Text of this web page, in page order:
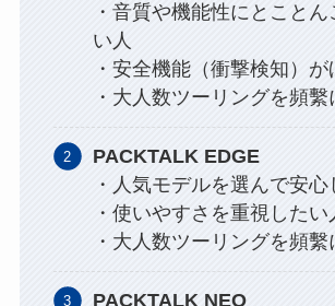
・音質や機能性にとことん
い人
・安全機能（衝撃検知）が
・大人数ツーリングを頻繫
PACKTALK EDGE
・人気モデルを選んで安心
・使いやすさを重視したい
・大人数ツーリングを頻繫
PACKTALK NEO